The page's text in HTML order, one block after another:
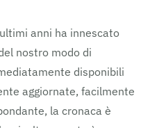
anni ha innescato
nostro modo di
disponibili
aggiornate, facilmente
la cronaca è